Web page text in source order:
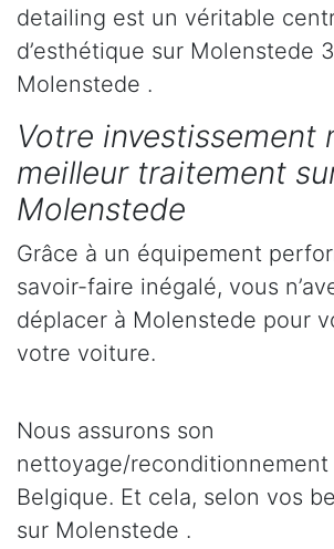
detailing est un véritable
d’esthétique sur Molenstede
Molenstede .
Votre investissement
meilleur traitement
Molenstede
Grâce à un équipement
savoir-faire inégalé, vous
déplacer à Molenstede pour
votre voiture.
Nous assurons son
nettoyage/reconditionnement
Belgique. Et cela, selon vos
sur Molenstede .